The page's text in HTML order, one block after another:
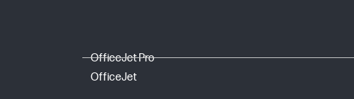
Dimensions minimales (L x P x H)
OfficeJet Pro
OfficeJet